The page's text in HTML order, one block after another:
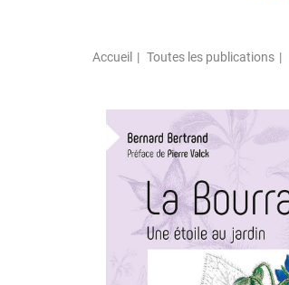
Accueil Toutes les publications